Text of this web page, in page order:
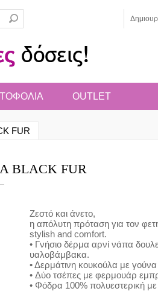
OUTLET
FUR
BLACK FUR
Ζεστό και άνετο,
η απόλυτη πρόταση για τον
stylish and comfort.
• Γνήσιο δέρμα αρνί νάπα
υαλοβάμβακα.
• Δερμάτινη κουκούλα με
• Δύο τσέπες με φερμουάρ
• Φόδρα 100% πολυεστερική